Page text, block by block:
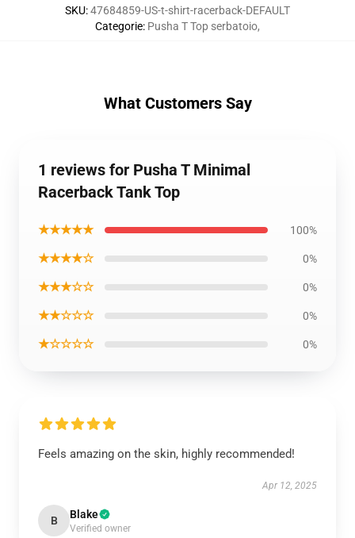
SKU:47684859-US-t-shirt-racerback-DEFAULT
Categorie: Pusha T Top serbatoio,
What Customers Say
1 reviews for Pusha T Minimal
Racerback Tank Top
★★★★★ 100%
★★★★☆ 0%
★★★☆☆ 0%
★★☆☆☆ 0%
★☆☆☆☆ 0%
Feels amazing on the skin, highly recommended!
Apr 12, 2025
B Blake
Verified owner